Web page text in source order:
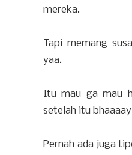
mereka.
Tapi memang
yaa.
Itu mau ga mau
setelah itu
Pernah ada juga